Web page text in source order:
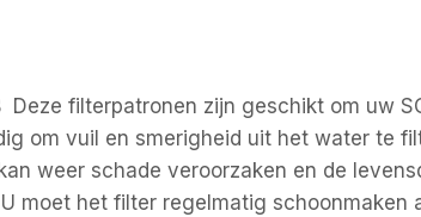
Deze filterpatronen zijn geschikt om uw
om vuil en smerigheid uit het water te
weer schade veroorzaken en de
moet het filter regelmatig